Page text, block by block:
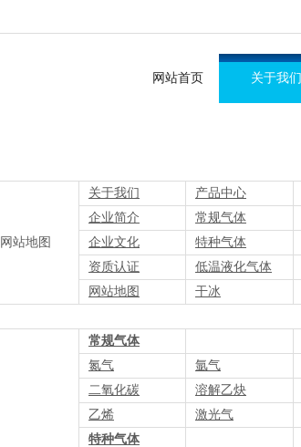
网站首页 关于我们
网站地图
关于我们 产品中心
企业简介
常规气体
企业文化
特种气体
资质认证
低温液化气体
网站地图
干冰
常规气体
氮气
氩气
二氧化碳
溶解乙炔
乙烯
激光气
特种气体